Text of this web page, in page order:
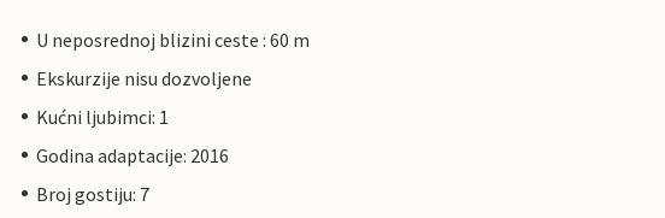
U neposrednoj blizini ceste : 60 m
Ekskurzije nisu dozvoljene
Kućni ljubimci: 1
Godina adaptacije: 2016
Broj gostiju: 7